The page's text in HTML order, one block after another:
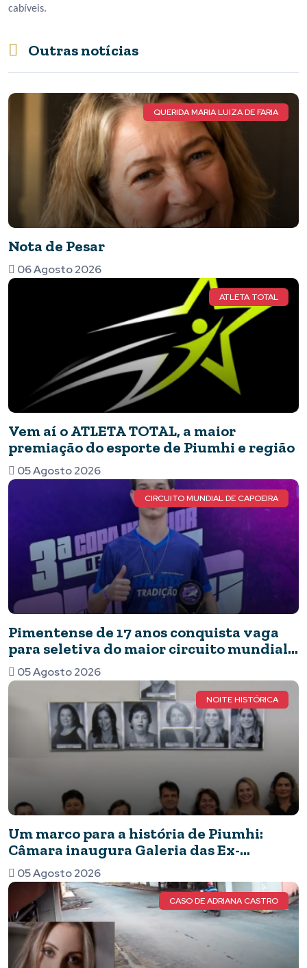
cabíveis.
Outras notícias
QUERIDA MARIA LUIZA DE FARIA
Nota de Pesar
06 Agosto 2026
ATLETA TOTAL
Vem aí o ATLETA TOTAL, a maior
premiação do esporte de Piumhi e região
05 Agosto 2026
CIRCUITO MUNDIAL DE CAPOEIRA
Pimentense de 17 anos conquista vaga
para seletiva do maior circuito mundial
de capoeira após brilhar em competição
nacional
05 Agosto 2026
NOITE HISTÓRICA
Um marco para a história de Piumhi:
Câmara inaugura Galeria das Ex-
Vereadoras e eterniza o legado das
mulheres no Legislativo
05 Agosto 2026
CASO DE ADRIANA CASTRO